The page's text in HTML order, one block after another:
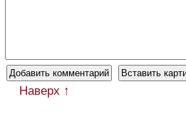
Наверх ↑